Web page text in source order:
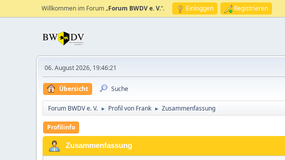
Willkommen im Forum „Forum BWDV e. V.“. Einloggen Registrieren
06. August 2026, 19:46:21
Übersicht Suche
Forum BWDV e. V. ► Profil von Frank ► Zusammenfassung
Profilinfo
Zusammenfassung